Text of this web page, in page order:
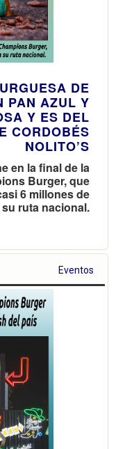
DE
PAN AZUL Y
Y ES DEL
CORDOBÉS
NOLITO’S
en la final de la
Burger, que
6 millones de
ruta nacional.
Eventos